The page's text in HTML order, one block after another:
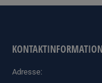
Adresse: